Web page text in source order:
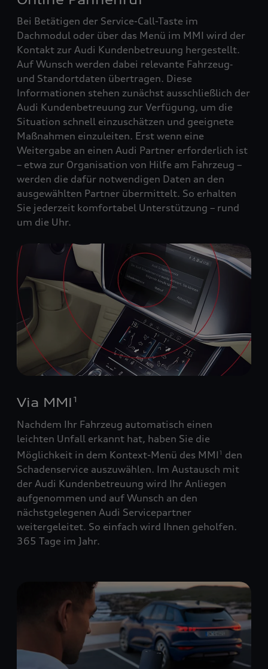
Bei Betätigen der Service-Call-Taste im
Dachmodul oder über das Menü im MMI wird der
Kontakt zur Audi Kundenbetreuung hergestellt.
Auf Wunsch werden dabei relevante Fahrzeug‑
und Standortdaten übertragen. Diese
Informationen stehen zunächst ausschließlich der
Audi Kundenbetreuung zur Verfügung, um die
Situation schnell einzuschätzen und geeignete
Maßnahmen einzuleiten. Erst wenn eine
Weitergabe an einen Audi Partner erforderlich ist
– etwa zur Organisation von Hilfe am Fahrzeug –
werden die dafür notwendigen Daten an den
ausgewählten Partner übermittelt. So erhalten
Sie jederzeit komfortabel Unterstützung – rund
um die Uhr.
Via MMI 1
Nachdem Ihr Fahrzeug automatisch einen
leichten Unfall erkannt hat, haben Sie die
Möglichkeit in dem Kontext-Menü des MMI 1
den
Schadenservice auszuwählen. Im Austausch mit
der Audi Kundenbetreuung wird Ihr Anliegen
aufgenommen und auf Wunsch an den
nächstgelegenen Audi Servicepartner
weitergeleitet. So einfach wird Ihnen geholfen.
365 Tage im Jahr.